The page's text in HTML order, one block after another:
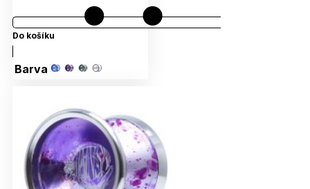
Do košíku
Barva